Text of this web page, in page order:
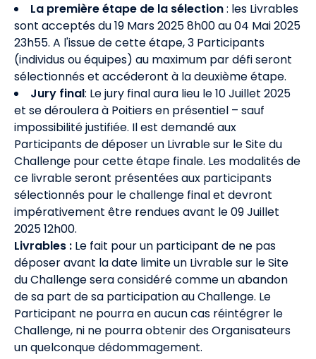
La première étape de la sélection: les Livrables
sont acceptés du 19 Mars 2025 8h00 au 04 Mai 2025
23h55. A l'issue de cette étape, 3 Participants
(individus ou équipes) au maximum par défi seront
sélectionnés et accéderont à la deuxième étape.
Jury final: Le jury final aura lieu le 10 Juillet 2025
et se déroulera à Poitiers en présentiel – sauf
impossibilité justifiée. Il est demandé aux
Participants de déposer un Livrable sur le Site du
Challenge pour cette étape finale. Les modalités de
ce livrable seront présentées aux participants
sélectionnés pour le challenge final et devront
impérativement être rendues avant le 09 Juillet
2025 12h00.
Livrables : Le fait pour un participant de ne pas
déposer avant la date limite un Livrable sur le Site
du Challenge sera considéré comme un abandon
de sa part de sa participation au Challenge. Le
Participant ne pourra en aucun cas réintégrer le
Challenge, ni ne pourra obtenir des Organisateurs
un quelconque dédommagement.